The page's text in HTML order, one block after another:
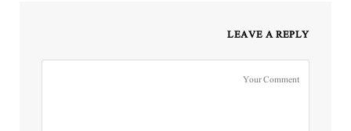
LEAVE A REPLY